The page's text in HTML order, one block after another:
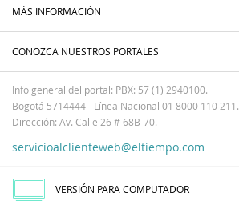
MÁS INFORMACIÓN
CONOZCA NUESTROS PORTALES
Info general del portal: PBX: 57 (1) 2940100.
Bogotá 5714444 - Línea Nacional 01 8000 110 211.
Dirección: Av. Calle 26 # 68B-70.
servicioalclienteweb@eltiempo.com
VERSIÓN PARA COMPUTADOR